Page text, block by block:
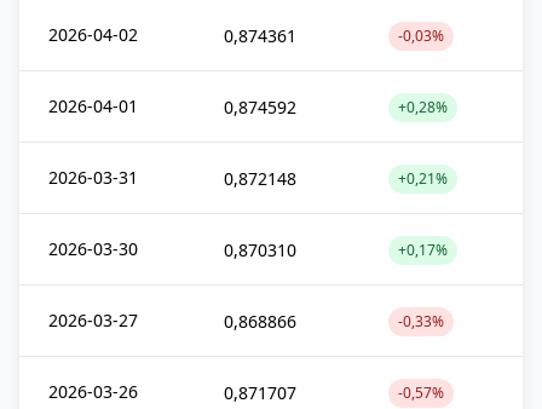
2026-04-02 0,874361 -0,03%
2026-04-01 0,874592 +0,28%
2026-03-31 0,872148 +0,21%
2026-03-30 0,870310 +0,17%
2026-03-27 0,868866 -0,33%
2026-03-26 0,871707 -0,57%